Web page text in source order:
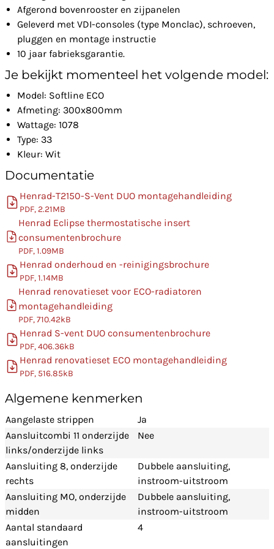
Afgerond bovenrooster en zijpanelen
Geleverd met VDI-consoles (type Monclac), schroeven,
pluggen en montage instructie
10 jaar fabrieksgarantie.
Je bekijkt momenteel het volgende model:
Model: Softline ECO
Afmeting: 300x800mm
Wattage: 1078
Type: 33
Kleur: Wit
Documentatie
Henrad-T2150-S-Vent DUO montagehandleiding
PDF, 2.21MB
Henrad Eclipse thermostatische insert
consumentenbrochure
PDF, 1.09MB
Henrad onderhoud en -reinigingsbrochure
PDF, 1.14MB
Henrad renovatieset voor ECO-radiatoren
montagehandleiding
PDF, 710.42kB
Henrad S-vent DUO consumentenbrochure
PDF, 406.36kB
Henrad renovatieset ECO montagehandleiding
PDF, 516.85kB
Algemene kenmerken
Aangelaste strippen
Ja
Aansluitcombi 11 onderzijde
links/onderzijde links
Nee
Aansluiting 8, onderzijde
rechts
Dubbele aansluiting,
instroom-uitstroom
Aansluiting MO, onderzijde
midden
Dubbele aansluiting,
instroom-uitstroom
Aantal standaard
aansluitingen
4